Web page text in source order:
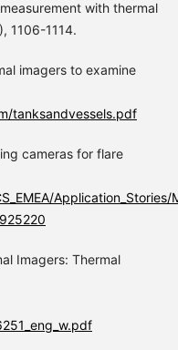
with thermal
1106-1114.
imagers to examine
tanksandvessels.pdf
cameras for flare
Imagers: Thermal